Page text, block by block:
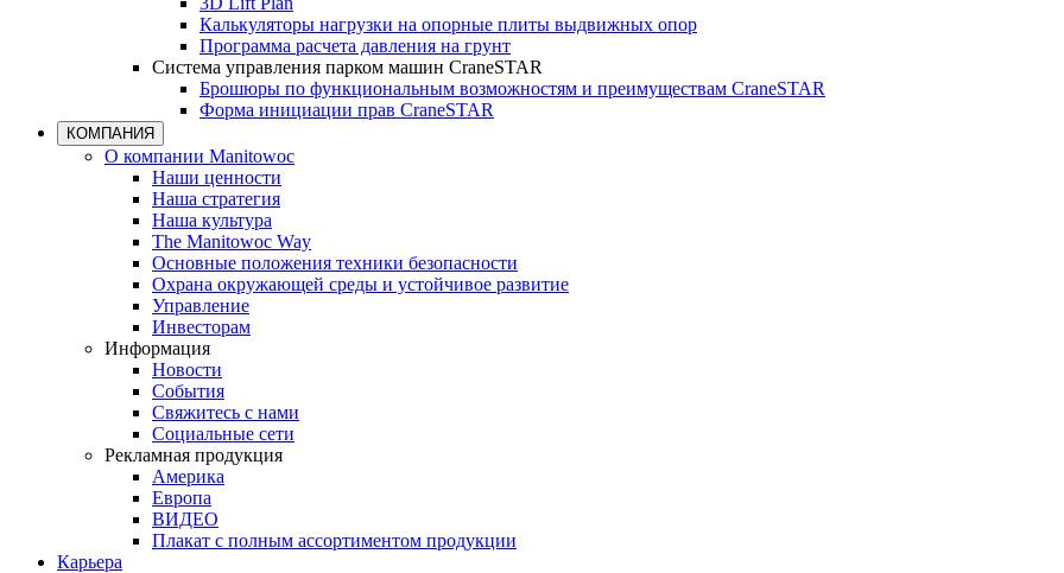
Калькуляторы нагрузки на опорные плиты выдвижных опор
Программа расчета давления на грунт
Система управления парком машин CraneSTAR
Брошюры по функциональным возможностям и преимуществам CraneSTAR
Форма инициации прав CraneSTAR
КОМПАНИЯ
О компании Manitowoc
Наши ценности
Наша стратегия
Наша культура
The Manitowoc Way
Основные положения техники безопасности
Охрана окружающей среды и устойчивое развитие
Управление
Инвесторам
Информация
Новости
События
Свяжитесь с нами
Социальные сети
Рекламная продукция
Америка
Европа
ВИДЕО
Плакат с полным ассортиментом продукции
Карьера